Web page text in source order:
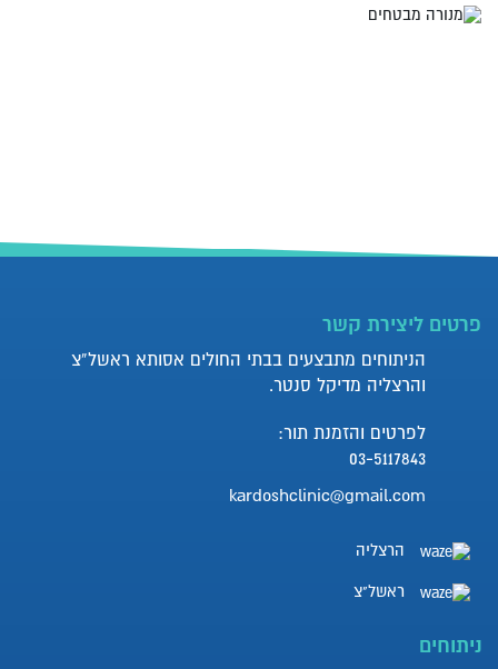
פרטים ליצירת קשר
הניתוחים מתבצעים בבתי החולים אסותא ראשל”צ
והרצליה מדיקל סנטר.
לפרטים והזמנת תור:
03-5117843
kardoshclinic@gmail.com
הרצליה
ראשל"צ
ניתוחים